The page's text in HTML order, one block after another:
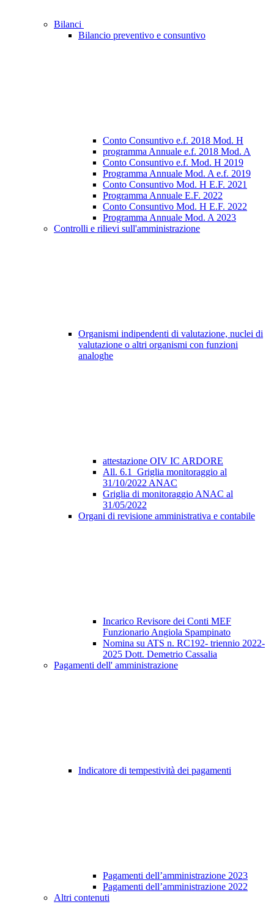
Bilanci
Bilancio preventivo e consuntivo
Conto Consuntivo e.f. 2018 Mod. H
programma Annuale e.f. 2018 Mod. A
Conto Consuntivo e.f. Mod. H 2019
Programma Annuale Mod. A e.f. 2019
Conto Consuntivo Mod. H E.F. 2021
Programma Annuale E.F. 2022
Conto Consuntivo Mod. H E.F. 2022
Programma Annuale Mod. A 2023
Controlli e rilievi sull'amministrazione
Organismi indipendenti di valutazione, nuclei di
valutazione o altri organismi con funzioni
analoghe
attestazione OIV IC ARDORE
All. 6.1_Griglia monitoraggio al
31/10/2022 ANAC
Griglia di monitoraggio ANAC al
31/05/2022
Organi di revisione amministrativa e contabile
Incarico Revisore dei Conti MEF
Funzionario Angiola Spampinato
Nomina su ATS n. RC192- triennio 2022-
2025 Dott. Demetrio Cassalia
Pagamenti dell' amministrazione
Indicatore di tempestività dei pagamenti
Pagamenti dell’amministrazione 2023
Pagamenti dell’amministrazione 2022
Altri contenuti